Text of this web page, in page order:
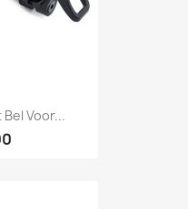
Voor...